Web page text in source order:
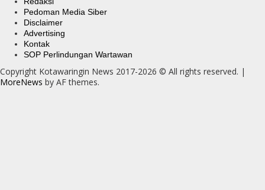
Pedoman Media Siber
Disclaimer
Advertising
Kontak
SOP Perlindungan Wartawan
Copyright Kotawaringin News 2017-2026 © All rights reserved. |
MoreNews by AF themes.